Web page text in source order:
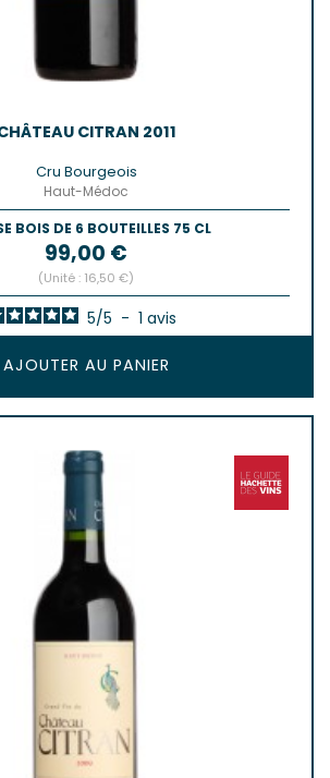
CITRAN 2011
Cru Bourgeois
Haut-Médoc
BOIS DE 6 BOUTEILLES 75 CL
Prix
99,00 €
(Unité : 16,50 €)
5/5 - 1 avis
AJOUTER AU PANIER